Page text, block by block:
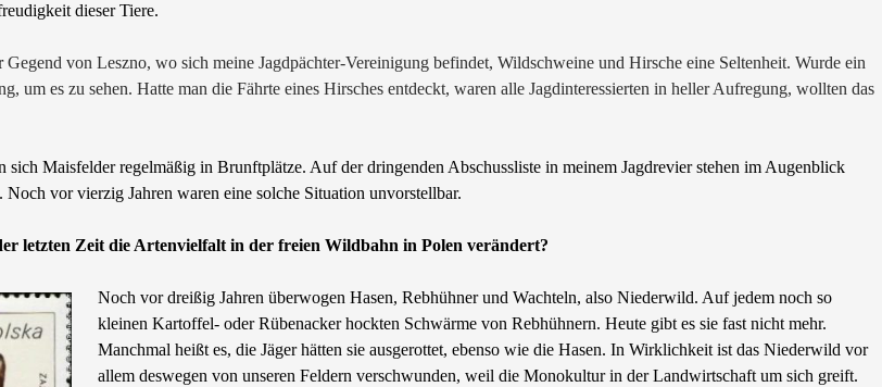
dieser Tiere.
Gegend von Leszno, wo sich meine Jagdpächter-Vereinigung befindet, Wildschweine und Hirsche eine Seltenheit. Wurde ein
um es zu sehen. Hatte man die Fährte eines Hirsches entdeckt, waren alle Jagdinteressierten in heller Aufregung, wollten das
sich Maisfelder regelmäßig in Brunftplätze. Auf der dringenden Abschussliste in meinem Jagdrevier stehen im Augenblick
vor vierzig Jahren waren eine solche Situation unvorstellbar.
letzten Zeit die Artenvielfalt in der freien Wildbahn in Polen verändert?
Noch vor dreißig Jahren überwogen Hasen, Rebhühner und Wachteln, also Niederwild. Auf jedem noch so
kleinen Kartoffel- oder Rübenacker hockten Schwärme von Rebhühnern. Heute gibt es sie fast nicht mehr.
Manchmal heißt es, die Jäger hätten sie ausgerottet, ebenso wie die Hasen. In Wirklichkeit ist das Niederwild vor
allem deswegen von unseren Feldern verschwunden, weil die Monokultur in der Landwirtschaft um sich greift.